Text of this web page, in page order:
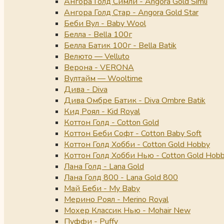
Ангора Голд Стар - Angora Gold Star
Беби Вул - Baby Wool
Белла - Bella 100г
Белла Батик 100г - Bella Batik
Велюто — Velluto
Верона - VERONA
Вултайм — Wooltime
Дива - Diva
Дива Омбре Батик - Diva Ombre Batik
Кид Роял - Kid Royal
Коттон Голд - Cotton Gold
Коттон Беби Софт - Cotton Baby Soft
Коттон Голд Хобби - Cotton Gold Hobby
Коттон Голд Хобби Нью - Cotton Gold
Лана Голд - Lana Gold
Лана Голд 800 - Lana Gold 800
Май Беби - My Baby
Мерино Роял - Merino Royal
Мохер Классик Нью - Mohair New
Пуффи - Puffy